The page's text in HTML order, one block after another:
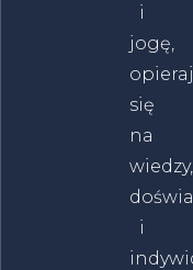
i
jogę,
się
na
wiedzy,
i